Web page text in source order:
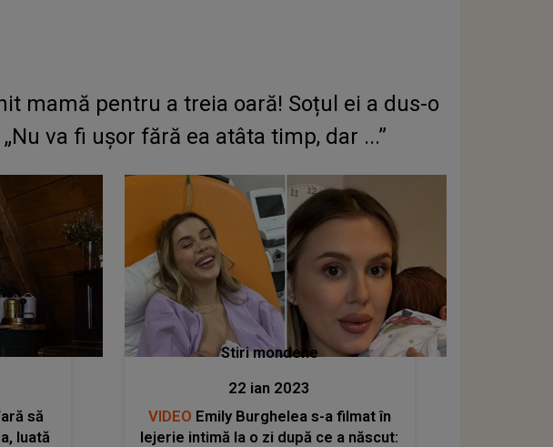
mamă pentru a treia oară! Soțul ei a dus-o
va fi ușor fără ea atâta timp, dar ...”
să
luată
Stiri mondene
22 ian 2023
VIDEO Emily Burghelea s-a filmat în
lejerie intimă la o zi după ce a născut: